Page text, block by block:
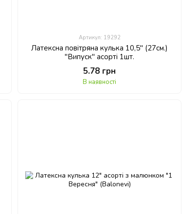
Артикул: 19292
Латексна повітряна кулька 10,5" (27см.)
"Випуск" асорті 1шт.
5.78 грн
В наявності